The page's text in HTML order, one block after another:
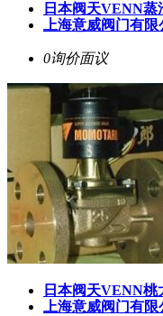
日本阀天VENN
上海意威阀门有限
0询价面议
日本阀天VENN桃
上海意威阀门有限